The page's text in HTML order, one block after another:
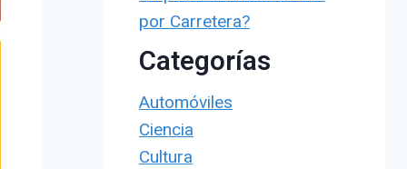
por Carretera?
Categorías
Automóviles
Ciencia
Cultura